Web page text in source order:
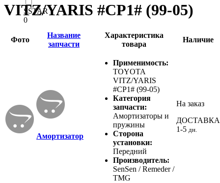
SSTAR
0
VITZ/YARIS #CP1# (99-05)
Фото
Название
запчасти
Характеристика
товара
Наличие
Амортизатор
Применимость:
TOYOTA
VITZ/YARIS
#CP1# (99-05)
Категория
запчасти:
Амортизаторы и
пружины
Сторона
установки:
Передний
Производитель:
SenSen / Remeder /
TMG
На заказ
ДОСТАВКА
1-5 дн.